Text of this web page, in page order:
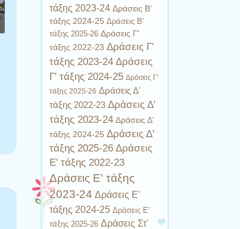
τάξης 2023-24 Δράσεις Β'
τάξης 2024-25 Δράσεις Β'
τάξης 2025-26 Δράσεις Γ'
τάξης 2022-23 Δράσεις Γ'
τάξης 2023-24 Δράσεις
Γ' τάξης 2024-25 Δράσεις Γ'
τάξης 2025-26 Δράσεις Δ'
τάξης 2022-23 Δράσεις Δ'
τάξης 2023-24 Δράσεις Δ'
τάξης 2024-25 Δράσεις Δ'
τάξης 2025-26 Δράσεις
Ε' τάξης 2022-23
Δράσεις Ε' τάξης
2023-24 Δράσεις Ε'
τάξης 2024-25 Δράσεις Ε'
τάξης 2025-26 Δράσεις Στ'